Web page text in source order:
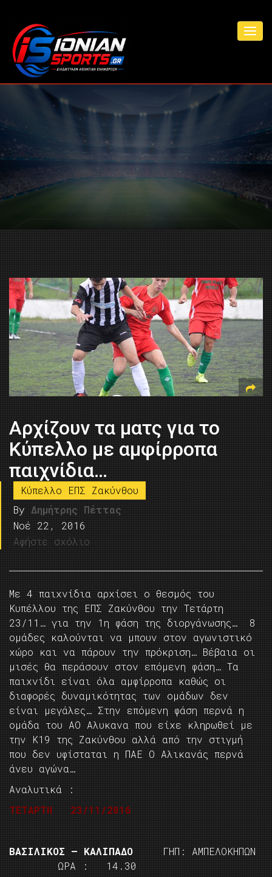
Αρχίζουν τα ματς για το
Κύπελλο με αμφίρροπα
παιχνίδια…
Κύπελλο ΕΠΣ Ζακύνθου
By Δημήτρης Πέττας
Νοέ 22, 2016
Αφήστε σχόλιο
Με 4 παιχνίδια αρχίσει ο θεσμός του
Κυπέλλου της ΕΠΣ Ζακύνθου την Τετάρτη
23/11… για την 1η φάση της διοργάνωσης… 8
ομάδες καλούνται να μπουν στον αγωνιστικό
χώρο και να πάρουν την πρόκριση… Βέβαια οι
μισές θα περάσουν στον επόμενη φάση… Τα
παιχνίδι είναι όλα αμφίρροπα καθώς οι
διαφορές δυναμικότητας των ομάδων δεν
είναι μεγάλες… Στην επόμενη φάση περνά η
ομάδα του ΑΟ Αλυκανα που είχε κληρωθεί με
την Κ19 της Ζακύνθου αλλά από την στιγμή
που δεν υφίσταται η ΠΑΕ Ο Αλικανάς περνά
άνευ αγώνα…
Αναλυτικά :
ΤΕΤΑΡΤΗ 23/11/2016
ΒΑΣΙΛΙΚΟΣ – ΚΑΛΙΠΑΔΟ ΓΗΠ: ΑΜΠΕΛΟΚΗΠΩΝ
ΩΡΑ : 14.30